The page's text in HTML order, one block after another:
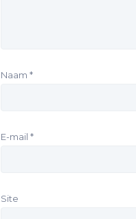
Naam *
E-mail *
Site